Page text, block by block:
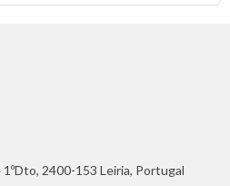
2400-153 Leiria, Portugal